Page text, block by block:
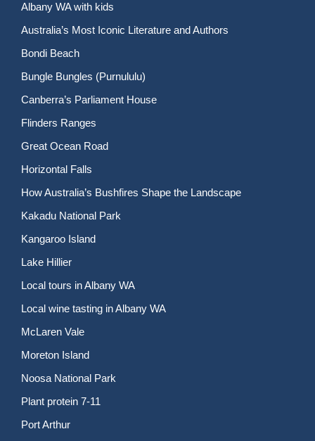
Albany WA with kids
Australia’s Most Iconic Literature and Authors
Bondi Beach
Bungle Bungles (Purnululu)
Canberra’s Parliament House
Flinders Ranges
Great Ocean Road
Horizontal Falls
How Australia’s Bushfires Shape the Landscape
Kakadu National Park
Kangaroo Island
Lake Hillier
Local tours in Albany WA
Local wine tasting in Albany WA
McLaren Vale
Moreton Island
Noosa National Park
Plant protein 7-11
Port Arthur